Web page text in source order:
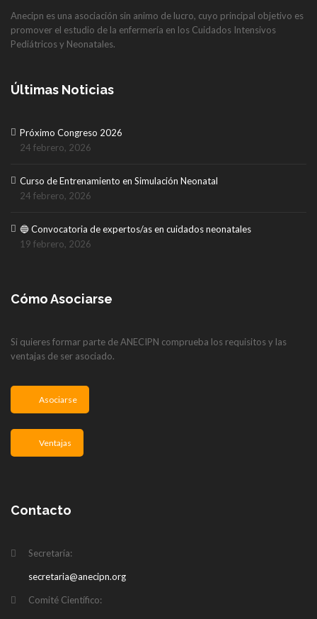
Anecipn es una asociación sin animo de lucro, cuyo principal objetivo es
promover el estudio de la enfermería en los Cuidados Intensivos
Pediátricos y Neonatales.
Últimas Noticias
Próximo Congreso 2026
24 febrero, 2026
Curso de Entrenamiento en Simulación Neonatal
24 febrero, 2026
🔵 Convocatoria de expertos/as en cuidados neonatales
19 febrero, 2026
Cómo Asociarse
Si quieres formar parte de ANECIPN comprueba los requisitos y las
ventajas de ser asociado.
Asociarse
Ventajas
Contacto
Secretaría:
secretaria@anecipn.org
Comité Científico: